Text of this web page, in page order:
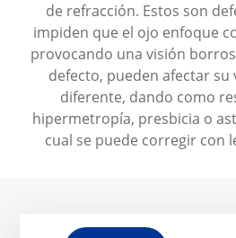
de refracción. Estos son
impiden que el ojo enfoque
provocando una visión
defecto, pueden afectar su
diferente, dando como
hipermetropía, presbicia o
cual se puede corregir con